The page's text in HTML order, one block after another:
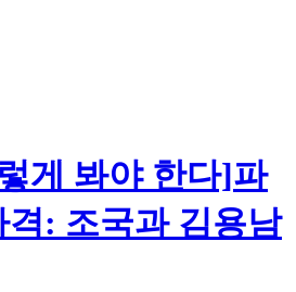
게 봐야 한다]파
격: 조국과 김용남